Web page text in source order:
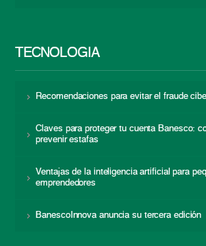
TECNOLOGÍA
Recomendaciones para evitar el fraude
Claves para proteger tu cuenta Banesco:
prevenir estafas
Ventajas de la inteligencia artificial para
emprendedores
BanescoInnova anuncia su tercera edición